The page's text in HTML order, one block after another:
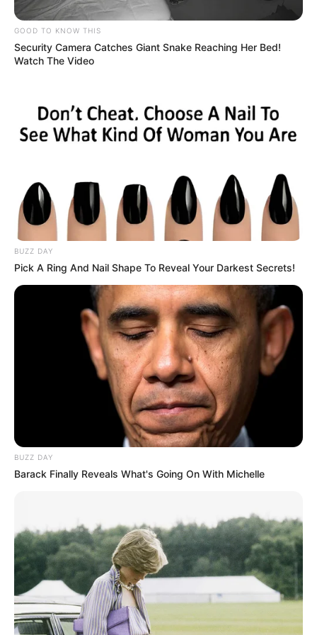
hasta hacer justicia por asesinato de jóvenes
El presidente de Uruguay, Luis Lacalle Pou, el de Costa
rica, Carlos Alvarado, el alcalde de los Ángeles, Eric
la alcaldesa de Bogotá, Claudia López,el
secretario general de la ONU,Antonio Guterres
, la
congresista demócrata estadounidenseAlexandria
y Carolina Schmidt, ministra del Medio
Ambiente de Chile, están entre los políticos de la lista.
El científico mexicanoMario Molina, premio Nobel de
también.
André Brandão, de Banco do
Brasil, Enrique Riquelme, de Cox Energy, Alejandro
Guerrero, de Marsh Argentina & Uruguay , Francisco
Suárez Hernández, de FEMSA, y entre los periodistas
Arturo Larena, de EFEVerde, y Marina Colorado, reportera
ambiental de France 24.
GOOD TO KNOW THIS
Security Camera Catches Giant Snake Reaching Her Bed!
Watch The Video
BUZZ DAY
Pick A Ring And Nail Shape To Reveal Your Darkest Secrets!
BUZZ DAY
Barack Finally Reveals What's Going On With Michelle